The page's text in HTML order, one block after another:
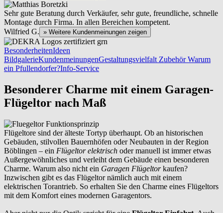
Sehr gute Beratung durch Verkäufer, sehr gute, freundliche, schnelle
Montage durch Firma. In allen Bereichen kompetent.
Wilfried G. » Weitere Kundenmeinungen zeigen
BesonderheitenIdeen
BildgalerieKundenmeinungenGestaltungsvielfalt ZubehörWarum
ein Pfullendorfer?Info-Service
Besonderer Charme mit einem Garagen-
Flügeltor nach Maß
Flügeltore sind der älteste Tortyp überhaupt. Ob an historischen
Gebäuden, stilvollen Bauernhöfen oder Neubauten in der Region
Böblingen – ein Flügeltor elektrisch oder manuell ist immer etwas
Außergewöhnliches und verleiht dem Gebäude einen besonderen
Charme. Warum also nicht ein Garagen Flügeltorkaufen?
Inzwischen gibt es das Flügeltor nämlich auch mit einem
elektrischen Torantrieb. So erhalten Sie den Charme eines Flügeltors
mit dem Komfort eines modernen Garagentors.